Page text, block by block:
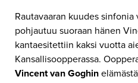
Rautavaaran kuudes
pohjautuu suoraan hänen
kantaesitettiin kaksi vuotta
Kansallisoopperassa.
Vincent van Goghin